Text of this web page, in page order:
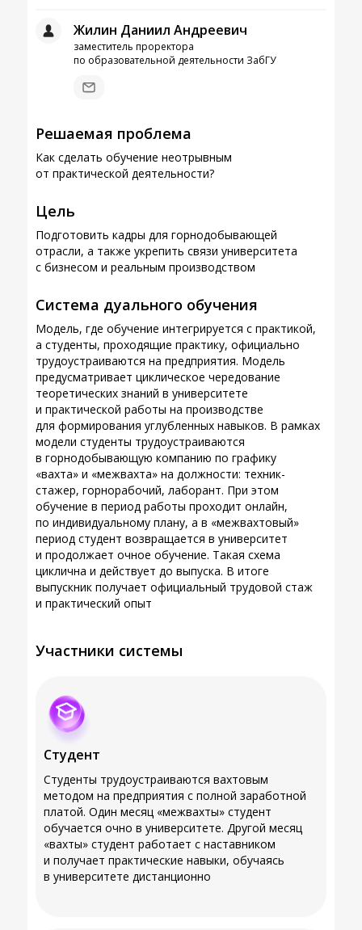
Жилин Даниил Андреевич
заместитель проректора
по образовательной деятельности ЗабГУ
Решаемая проблема
Как сделать обучение неотрывным
от практической деятельности?
Цель
Подготовить кадры для горнодобывающей
отрасли, а также укрепить связи университета
с бизнесом и реальным производством
Система дуального обучения
Модель, где обучение интегрируется с практикой,
а студенты, проходящие практику, официально
трудоустраиваются на предприятия. Модель
предусматривает циклическое чередование
теоретических знаний в университете
и практической работы на производстве
для формирования углубленных навыков. В рамках
модели студенты трудоустраиваются
в горнодобывающую компанию по графику
«вахта» и «межвахта» на должности: техник-
стажер, горнорабочий, лаборант. При этом
обучение в период работы проходит онлайн,
по индивидуальному плану, а в «межвахтовый»
период студент возвращается в университет
и продолжает очное обучение. Такая схема
циклична и действует до выпуска. В итоге
выпускник получает официальный трудовой стаж
и практический опыт
Участники системы
Студенты трудоустраиваются вахтовым
методом на предприятия с полной заработной
платой. Один месяц «межвахты» студент
обучается очно в университете. Другой месяц
«вахты» студент работает с наставником
и получает практические навыки, обучаясь
в университете дистанционно
Студент